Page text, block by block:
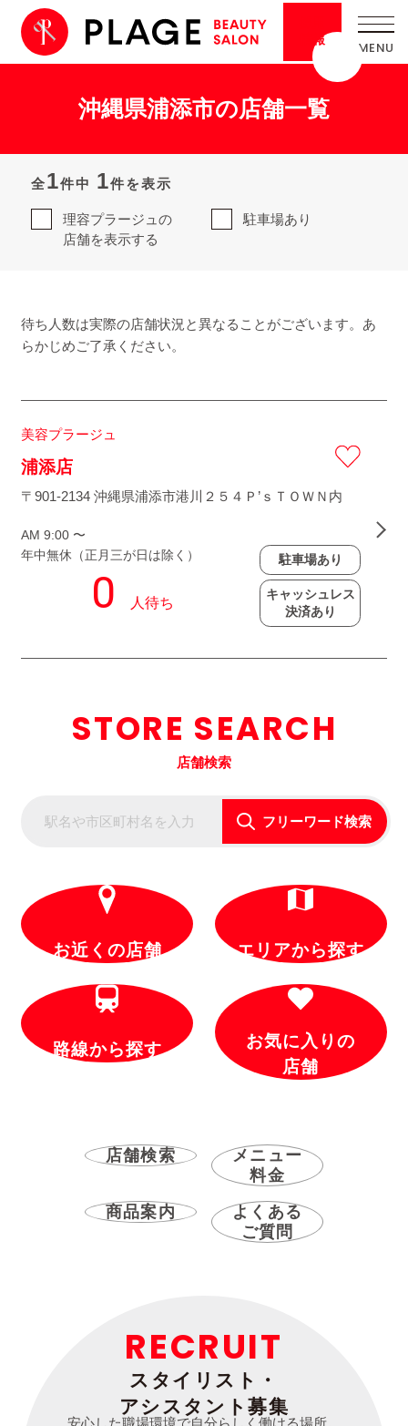
情報
沖縄県浦添市の店舗一覧
全1件中 1件を表示
理容プラージュの
店舗を表示する
駐車場あり
待ち人数は実際の店舗状況と異なることがございます。あ
らかじめご了承ください。
美容プラージュ
浦添店
〒901-2134 沖縄県浦添市港川２５４Ｐ’ｓＴＯＷＮ内
AM 9:00 〜
年中無休（正月三が日は除く）
駐車場あり
キャッシュレス
決済あり
STORE SEARCH
店舗検索
フリーワード検索
お近くの店舗 エリアから探す
路線から探す
お気に入りの
店舗
店舗検索
メニュー
料金
商品案内
よくある
ご質問
RECRUIT
スタイリスト・
アシスタント募集
安心した職場環境で自分らしく働ける場所。